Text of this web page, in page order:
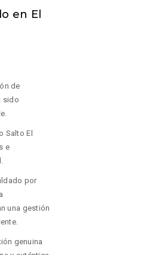
en El
de
sido
Salto El
e
por
una gestión
genuina